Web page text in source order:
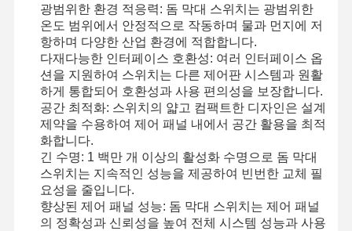
키패드 멤브레인 스위치
얇은막 패널 스위치
그래픽 덮개
PET 회로
빛 가이드 필름
금속 돔 조립
PMMA 렌즈
광범위한 환경 적응력: 돔 막대 스위치는 광범위한
온도 범위에서 안정적으로 작동하며 물과 먼지에 저
항하며 다양한 산업 환경에 적합합니다.
다재다능한 인터페이스 호환성: 여러 인터페이스 옵
션을 지원하여 스위치는 다른 제어판 시스템과 원활
하게 통합되어 호환성과 사용 편의성을 보장합니다.
공간 최적화: 스위치의 얇고 컴팩트한 디자인은 설계
제약을 수용하여 제어 패널 내에서 공간 활용을 최적
화합니다.
긴 수명: 1 백만 개 이상의 활성화 수명으로 돔 막대
스위치는 지속적인 성능을 제공하여 빈번한 교체 필
요성을 줄입니다.
향상된 제어 패널 성능: 돔 막대 스위치는 제어 패널
의 정확성과 신뢰성을 높여 전체 시스템 성능과 사용